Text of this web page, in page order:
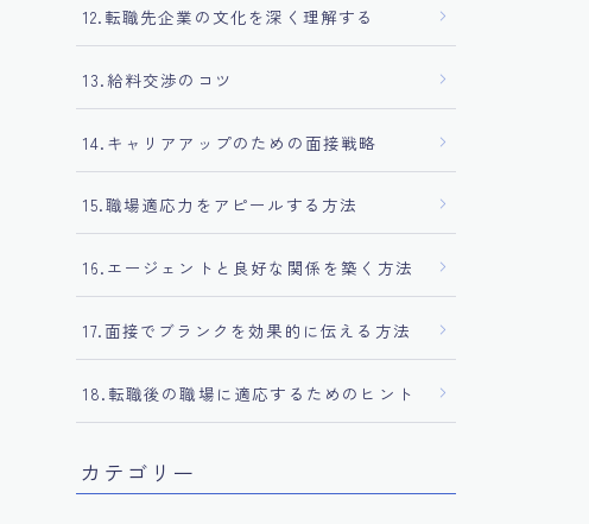
12.転職先企業の文化を深く理解する
13.給料交渉のコツ
14.キャリアアップのための面接戦略
15.職場適応力をアピールする方法
16.エージェントと良好な関係を築く方法
17.面接でブランクを効果的に伝える方法
18.転職後の職場に適応するためのヒント
カテゴリー